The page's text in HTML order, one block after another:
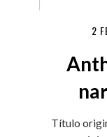
2
Título